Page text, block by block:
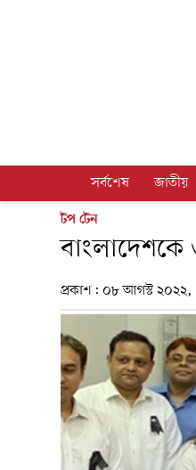
সর্বশেষ জাতীয়
টপ টেন
প্রকাশ: ০৮ আগস্ট